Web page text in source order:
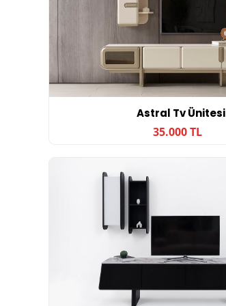
Astral Tv Ünitesi
35.000 TL